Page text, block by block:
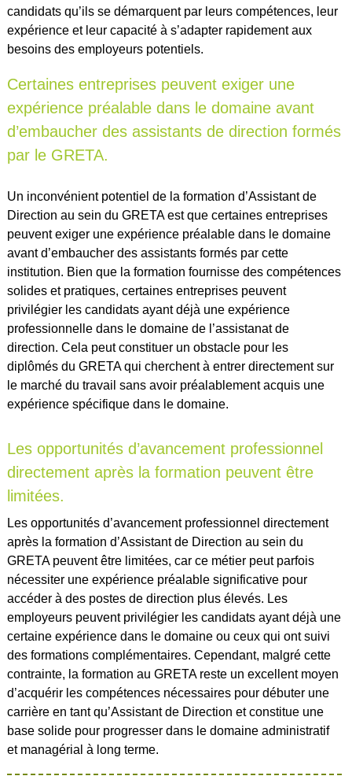
candidats qu’ils se démarquent par leurs compétences, leur
expérience et leur capacité à s’adapter rapidement aux
besoins des employeurs potentiels.
Certaines entreprises peuvent exiger une
expérience préalable dans le domaine avant
d’embaucher des assistants de direction formés
par le GRETA.
Un inconvénient potentiel de la formation d’Assistant de
Direction au sein du GRETA est que certaines entreprises
peuvent exiger une expérience préalable dans le domaine
avant d’embaucher des assistants formés par cette
institution. Bien que la formation fournisse des compétences
solides et pratiques, certaines entreprises peuvent
privilégier les candidats ayant déjà une expérience
professionnelle dans le domaine de l’assistanat de
direction. Cela peut constituer un obstacle pour les
diplômés du GRETA qui cherchent à entrer directement sur
le marché du travail sans avoir préalablement acquis une
expérience spécifique dans le domaine.
Les opportunités d’avancement professionnel
directement après la formation peuvent être
limitées.
Les opportunités d’avancement professionnel directement
après la formation d’Assistant de Direction au sein du
GRETA peuvent être limitées, car ce métier peut parfois
nécessiter une expérience préalable significative pour
accéder à des postes de direction plus élevés. Les
employeurs peuvent privilégier les candidats ayant déjà une
certaine expérience dans le domaine ou ceux qui ont suivi
des formations complémentaires. Cependant, malgré cette
contrainte, la formation au GRETA reste un excellent moyen
d’acquérir les compétences nécessaires pour débuter une
carrière en tant qu’Assistant de Direction et constitue une
base solide pour progresser dans le domaine administratif
et managérial à long terme.